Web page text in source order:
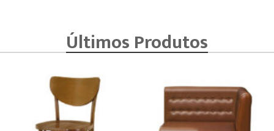
Últimos Produtos